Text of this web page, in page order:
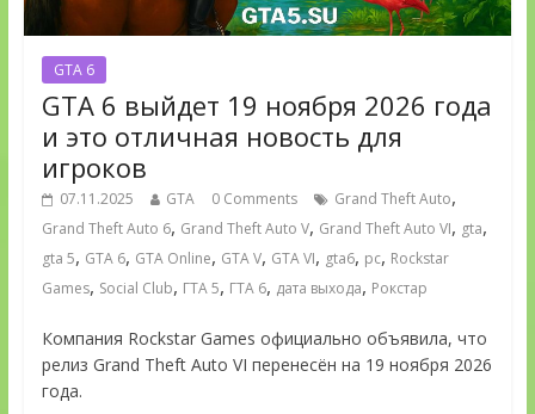
GTA 6
GTA 6 выйдет 19 ноября 2026 года
и это отличная новость для
игроков
07.11.2025 GTA 0 Comments Grand Theft Auto,
Grand Theft Auto 6, Grand Theft Auto V, Grand Theft Auto VI, gta,
gta 5, GTA 6, GTA Online, GTA V, GTA VI, gta6, pc, Rockstar
Games, Social Club, ГТА 5, ГТА 6, дата выхода, Рокстар
Компания Rockstar Games официально объявила, что
релиз Grand Theft Auto VI перенесён на 19 ноября 2026
года.